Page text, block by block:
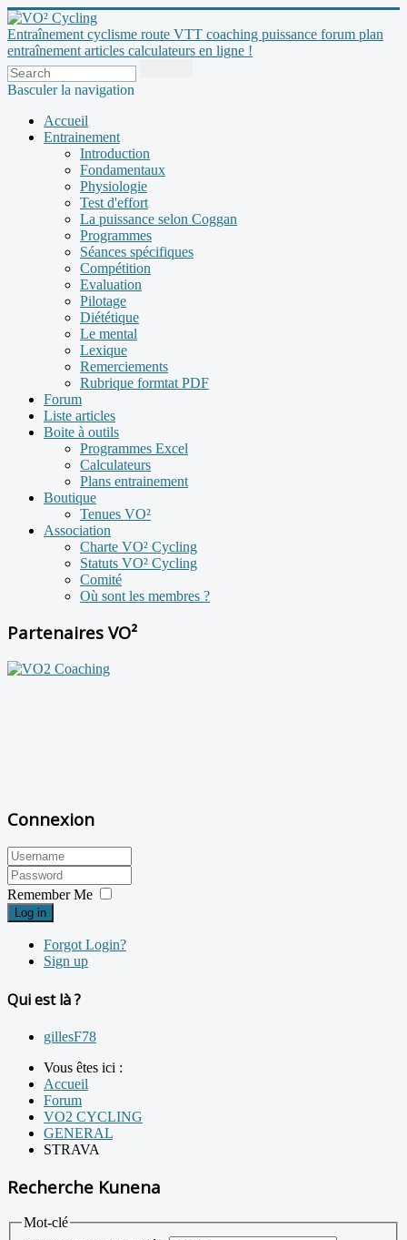
Entraînement cyclisme route VTT coaching puissance forum plan
entraînement articles calculateurs en ligne !
Basculer la navigation
Accueil
Entrainement
Introduction
Fondamentaux
Physiologie
Test d'effort
La puissance selon Coggan
Programmes
Séances spécifiques
Compétition
Evaluation
Pilotage
Diététique
Le mental
Lexique
Remerciements
Rubrique formtat PDF
Forum
Liste articles
Boite à outils
Programmes Excel
Calculateurs
Plans entrainement
Boutique
Tenues VO²
Association
Charte VO² Cycling
Statuts VO² Cycling
Comité
Où sont les membres ?
Partenaires VO²
Connexion
Remember Me
Log in
Forgot Login?
Sign up
Qui est là ?
gillesF78
Vous êtes ici :
Accueil
Forum
VO2 CYCLING
GENERAL
STRAVA
Recherche Kunena
Mot-clé